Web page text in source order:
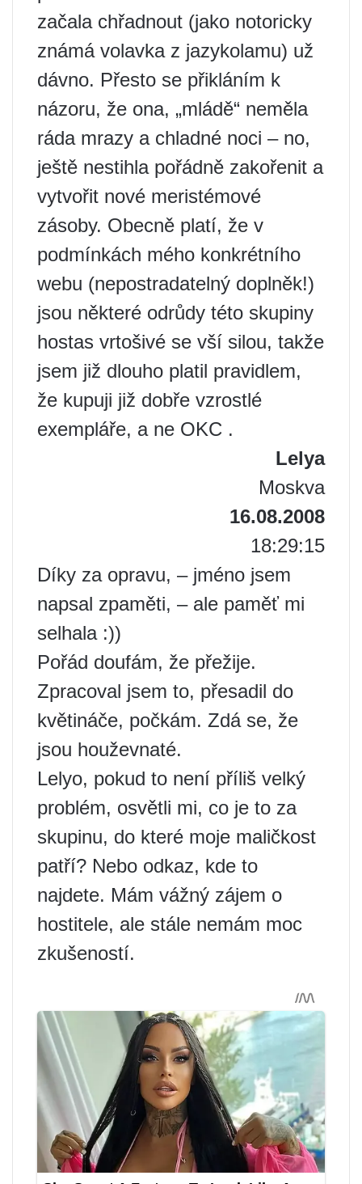
začala chřadnout (jako notoricky
známá volavka z jazykolamu) už
dávno. Přesto se přikláním k
názoru, že ona, „mládě“ neměla
ráda mrazy a chladné noci – no,
ještě nestihla pořádně zakořenit a
vytvořit nové meristémové
zásoby. Obecně platí, že v
podmínkách mého konkrétního
webu (nepostradatelný doplněk!)
jsou některé odrůdy této skupiny
hostas vrtošivé se vší silou, takže
jsem již dlouho platil pravidlem,
že kupuji již dobře vzrostlé
exempláře, a ne OKC .
Lelya
Moskva
16.08.2008
18:29:15
Díky za opravu, – jméno jsem
napsal zpaměti, – ale paměť mi
selhala :))
Pořád doufám, že přežije.
Zpracoval jsem to, přesadil do
květináče, počkám. Zdá se, že
jsou houževnaté.
Lelyo, pokud to není příliš velký
problém, osvětli mi, co je to za
skupinu, do které moje maličkost
patří? Nebo odkaz, kde to
najdete. Mám vážný zájem o
hostitele, ale stále nemám moc
zkušeností.